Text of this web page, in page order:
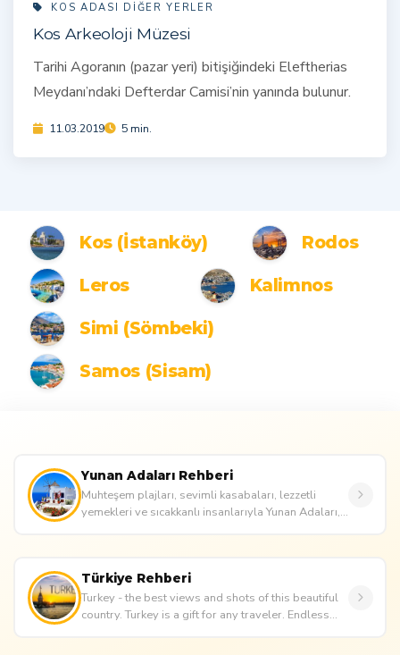
KOS ADASI DIĞER YERLER
Kos Arkeoloji Müzesi
Tarihi Agoranın (pazar yeri) bitişiğindeki Eleftherias
Meydanı’ndaki Defterdar Camisi’nin yanında bulunur.
11.03.2019 5 min.
Kos (İstanköy)
Rodos
Leros
Kalimnos
Simi (Sömbeki)
Samos (Sisam)
Yunan Adaları Rehberi
Muhteşem plajları, sevimli kasabaları, lezzetli
yemekleri ve sıcakkanlı insanlarıyla Yunan Adaları,
Türkiye Rehberi
Turkey - the best views and shots of this beautiful
country. Turkey is a gift for any traveler. Endless